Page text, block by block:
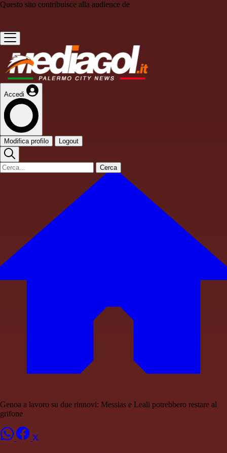
Questo sito contribuisce alla audience de
Accedi
Modifica profilo Logout
Cerca
Genoa a lavoro su due rinnovi: Messias e Leali potrebbero restare al
grifone